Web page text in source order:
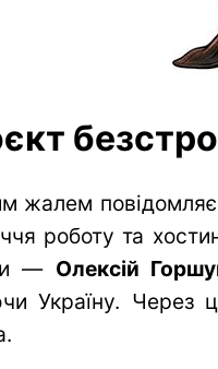
жалем
роботу та
— Олексій
Україну. Через